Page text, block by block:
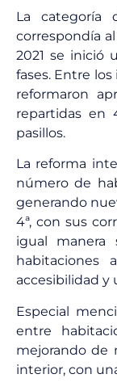
La categoría
correspondía
2021 se inició
fases. Entre los
reformaron
repartidas en
pasillos.
La reforma
número de
generando
4ª, con sus
igual manera
habitaciones
accesibilidad y
Especial
entre
mejorando de
interior, con